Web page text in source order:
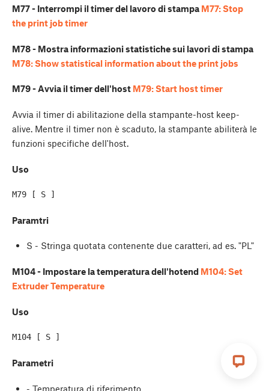
M77 - Interrompi il timer del lavoro di stampa M77: Stop
the print job timer
M78 - Mostra informazioni statistiche sui lavori di stampa
M78: Show statistical information about the print jobs
M79 - Avvia il timer dell'host M79: Start host timer
Avvia il timer di abilitazione della stampante-host keep-
alive. Mentre il timer non è scaduto, la stampante abiliterà le
funzioni specifiche dell'host.
Uso
M79 [ S ]
Paramtri
S - Stringa quotata contenente due caratteri, ad es. "PL"
M104 - Impostare la temperatura dell'hotend M104: Set
Extruder Temperature
Uso
Parametri
- Temperatura di riferimento